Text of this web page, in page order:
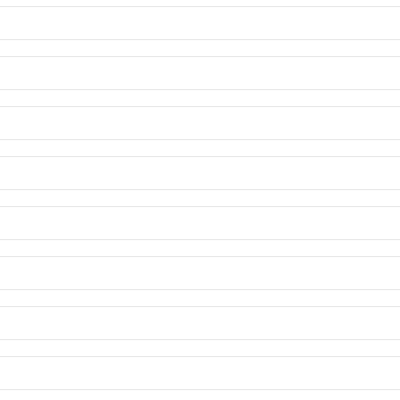
essere stati al freddo e, anche se generalmente
includono:
rosso al blu scuro, accompagnati da dolore
essere diversi e alcune persone sono più a rischio di
includono:
nei tessuti del corpo
dei piedi compresse da calzature strette.
includono:
comparsa dei geloni
che ne soffrono sono più suscettibili ai geloni
comunemente associata ai geloni
per valutare l’eventuale comparsa di complicazioni.
per escludere altre malattie.
di geloni, dovrebbero essere particolarmente
di geloni osserva la pelle e si informa su
due settimane senza cure. Per alleviare il prurito può
dal farmacista.
il medico di famiglia può indicare l’assunzione di
la circolazione. Gli effetti collaterali possono
(topici), è bene evitare di farne un uso eccessivo per
Infine, il
di svilupparli possono:
nel tempo possono provocare delle complicazioni a